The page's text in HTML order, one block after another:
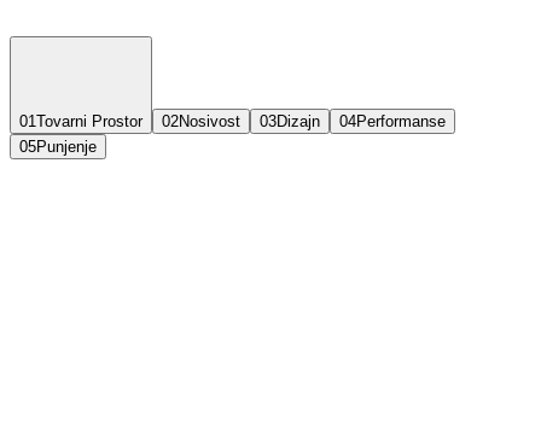
01Tovarni Prostor 02Nosivost 03Dizajn 04Performanse
05Punjenje